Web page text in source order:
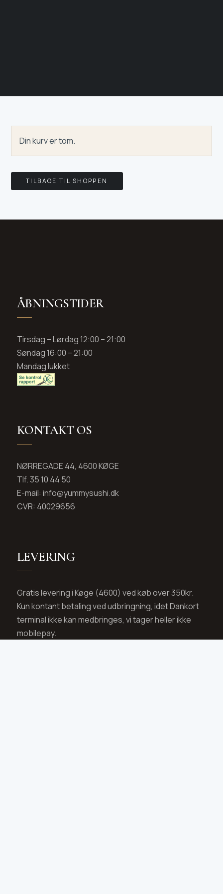
Din kurv er tom.
TILBAGE TIL SHOPPEN
ÅBNINGSTIDER
Tirsdag – Lørdag 12:00 – 21:00
Søndag 16:00 – 21:00
Mandag lukket
KONTAKT OS
NØRREGADE 44, 4600 KØGE
Tlf. 35 10 44 50
E-mail: info@yummysushi.dk
CVR: 40029656
LEVERING
Gratis levering i Køge (4600) ved køb over 350kr.
Kun kontant betaling ved udbringning, idet Dankort
terminal ikke kan medbringes, vi tager heller ikke
mobilepay.